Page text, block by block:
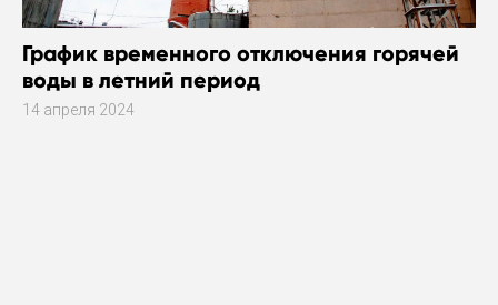
График временного отключения горячей
воды в летний период
14 апреля 2024